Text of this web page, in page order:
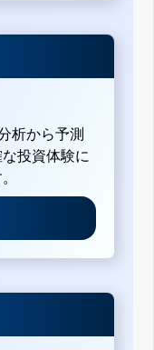
析から予測
投資体験に